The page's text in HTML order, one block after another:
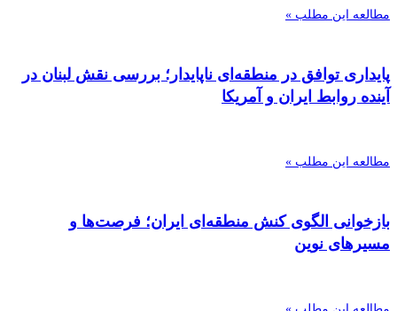
مطالعه این مطلب »
پایداری توافق در منطقه‌ای ناپایدار؛ بررسی نقش لبنان در
آینده روابط ایران و آمریکا
مطالعه این مطلب »
بازخوانی الگوی کنش منطقه‌ای ایران؛ فرصت‌ها و
مسیرهای نوین